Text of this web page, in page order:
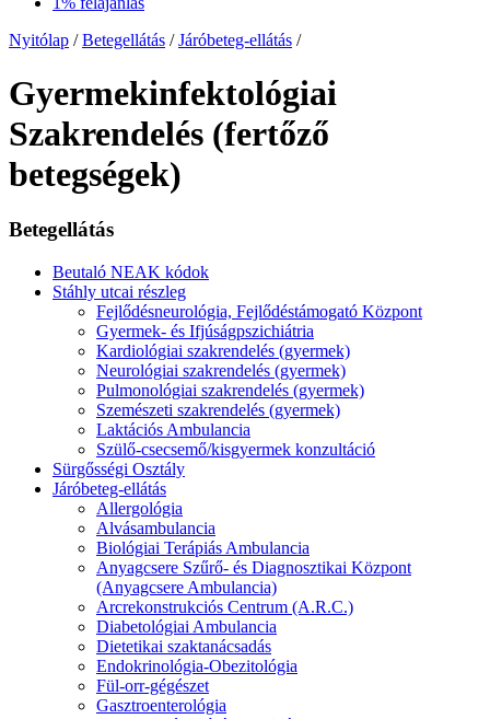
Nyitólap / Betegellátás / Járóbeteg-ellátás /
Gyermekinfektológiai
Szakrendelés (fertőző
betegségek)
Betegellátás
Beutaló NEAK kódok
Stáhly utcai részleg
Fejlődésneurológia, Fejlődéstámogató Központ
Gyermek- és Ifjúságpszichiátria
Kardiológiai szakrendelés (gyermek)
Neurológiai szakrendelés (gyermek)
Pulmonológiai szakrendelés (gyermek)
Szemészeti szakrendelés (gyermek)
Laktációs Ambulancia
Szülő-csecsemő/kisgyermek konzultáció
Sürgősségi Osztály
Járóbeteg-ellátás
Allergológia
Alvásambulancia
Biológiai Terápiás Ambulancia
Anyagcsere Szűrő- és Diagnosztikai Központ
(Anyagcsere Ambulancia)
Arcrekonstrukciós Centrum (A.R.C.)
Diabetológiai Ambulancia
Dietetikai szaktanácsadás
Endokrinológia-Obezitológia
Fül-orr-gégészet
Gasztroenterológia